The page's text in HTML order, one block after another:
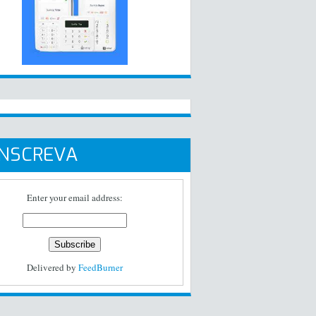
Enter your email address:
Delivered by FeedBurner